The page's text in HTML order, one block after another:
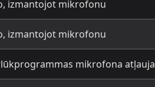
izmantojot mikrofonu
izmantojot mikrofonu
mikrofona atļauja